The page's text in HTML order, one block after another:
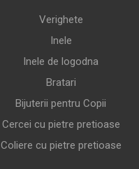
Verighete
Inele
Inele de logodna
Bratari
Bijuterii pentru Copii
Cercei cu pietre pretioase
Coliere cu pietre pretioase